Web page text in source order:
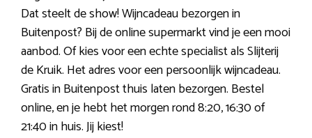
Dat steelt de show! Wijncadeau bezorgen in
Buitenpost? Bij de online supermarkt vind je een mooi
aanbod. Of kies voor een echte specialist als Slijterij
de Kruik. Het adres voor een persoonlijk wijncadeau.
Gratis in Buitenpost thuis laten bezorgen. Bestel
online, en je hebt het morgen rond 8:20, 16:30 of
21:40 in huis. Jij kiest!